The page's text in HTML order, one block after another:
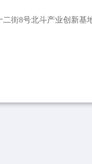
街8号北斗产业创新基